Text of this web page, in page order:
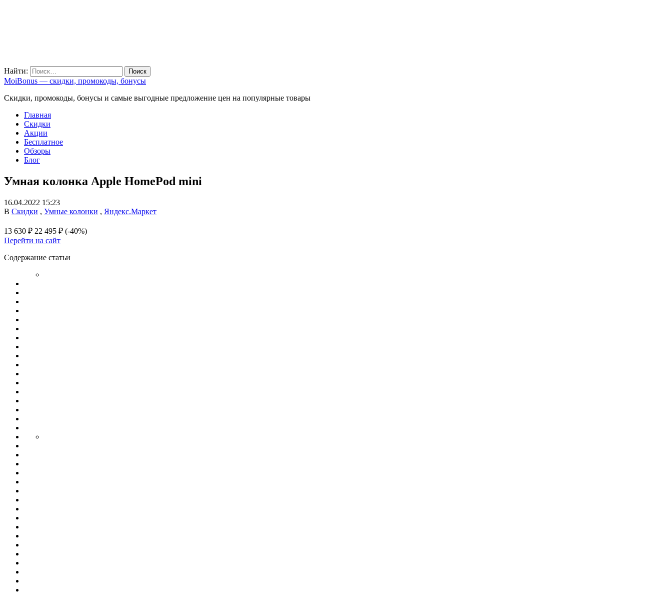
Найти:
MoiBonus — скидки, промокоды, бонусы
Скидки, промокоды, бонусы и самые выгодные предложение цен на популярные товары
Главная
Скидки
Акции
Бесплатное
Обзоры
Блог
Умная колонка Apple HomePod mini
16.04.2022 15:23
В Скидки , Умные колонки , Яндекс.Маркет
13 630 ₽ 22 495 ₽ (-40%)
Перейти на сайт
Содержание статьи